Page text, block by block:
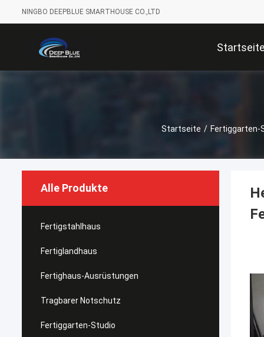
NINGBO DEEPBLUE SMARTHOUSE CO.,LTD
Startseite / Fertiggarten-
Alle Produkte
Fertigstahlhaus
Fertiglandhaus
Fertighaus-Ausrüstungen
Tragbarer Notschutz
Fertiggarten-Studio